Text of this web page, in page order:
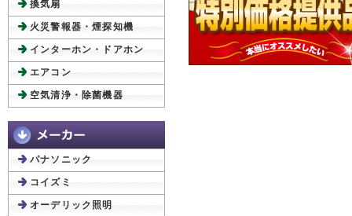
換気扇
火災警報器・煙探知機
インターホン・ドアホン
エアコン
空気清浄・除菌機器
パナソニック
コイズミ
オーデリック照明